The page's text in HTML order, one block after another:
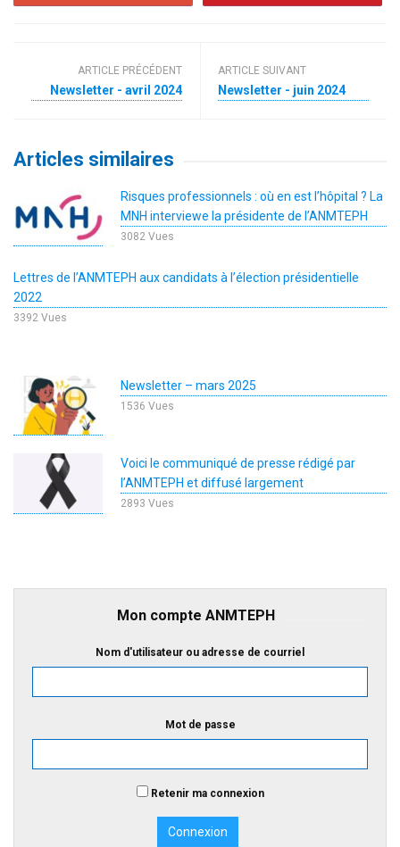
ARTICLE PRÉCÉDENT
Newsletter - avril 2024
ARTICLE SUIVANT
Newsletter - juin 2024
Articles similaires
Risques professionnels : où en est l’hôpital ? La
MNH interviewe la présidente de l’ANMTEPH
3082 Vues
Lettres de l’ANMTEPH aux candidats à l’élection présidentielle
2022
3392 Vues
Newsletter – mars 2025
1536 Vues
Voici le communiqué de presse rédigé par
l’ANMTEPH et diffusé largement
2893 Vues
Mon compte ANMTEPH
Nom d'utilisateur ou adresse de courriel
Mot de passe
Retenir ma connexion